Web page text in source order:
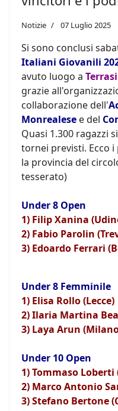
Notizie 07 Luglio 2025
Si sono conclusi
Italiani Giovanili
avuto luogo a
grazie
collaborazione dell'
Monrealese e del
Quasi 1.300 ragazzi
tornei previsti. Ecco
la provincia del
tesserato)
Under 8 Open
1) Filip Xanina
2) Fabio Parolin
3) Edoardo Ferrari
Under 8 Femminile
1) Elisa Rollo (Lecce)
2) Ilaria Martina
3) Laya Arun
Under 10 Open
1) Tommaso
2) Marco Antonio
3) Stefano Bertone